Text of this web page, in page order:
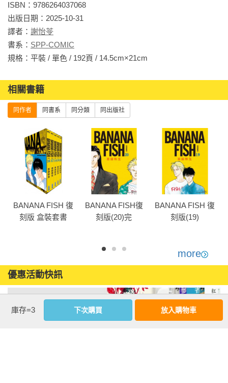
ISBN：9786264037068
出版日期：2025-10-31
譯者： 謝怡苓
書系： SPP-COMIC
規格：平裝 / 單色 / 192頁 / 14.5cm×21cm
相關書籍
同作者 同書系 同分類 同出版社
BANANA FISH 復
刻版 盒裝套書
BANANA FISH復
刻版(20)完
BANANA FISH 復
刻版(19)
more
優惠活動快訊
庫存=3 下次購買 放入購物車